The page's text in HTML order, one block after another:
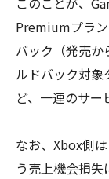
Premiumプラ
バック（発売か
ルドバック対
ど、一連のサー
なお、Xbox側
う売上機会損失